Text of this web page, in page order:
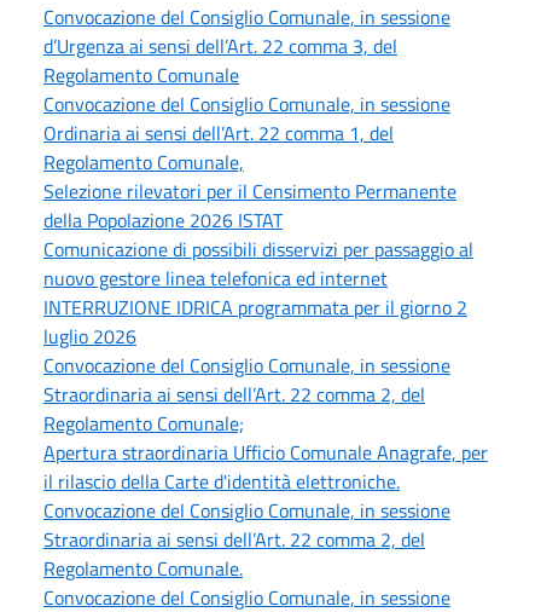
Convocazione del Consiglio Comunale, in sessione
d’Urgenza ai sensi dell’Art. 22 comma 3, del
Regolamento Comunale
Convocazione del Consiglio Comunale, in sessione
Ordinaria ai sensi dell’Art. 22 comma 1, del
Regolamento Comunale,
Selezione rilevatori per il Censimento Permanente
della Popolazione 2026 ISTAT
Comunicazione di possibili disservizi per passaggio al
nuovo gestore linea telefonica ed internet
INTERRUZIONE IDRICA programmata per il giorno 2
luglio 2026
Convocazione del Consiglio Comunale, in sessione
Straordinaria ai sensi dell’Art. 22 comma 2, del
Regolamento Comunale;
Apertura straordinaria Ufficio Comunale Anagrafe, per
il rilascio della Carte d'identità elettroniche.
Convocazione del Consiglio Comunale, in sessione
Straordinaria ai sensi dell’Art. 22 comma 2, del
Regolamento Comunale.
Convocazione del Consiglio Comunale, in sessione